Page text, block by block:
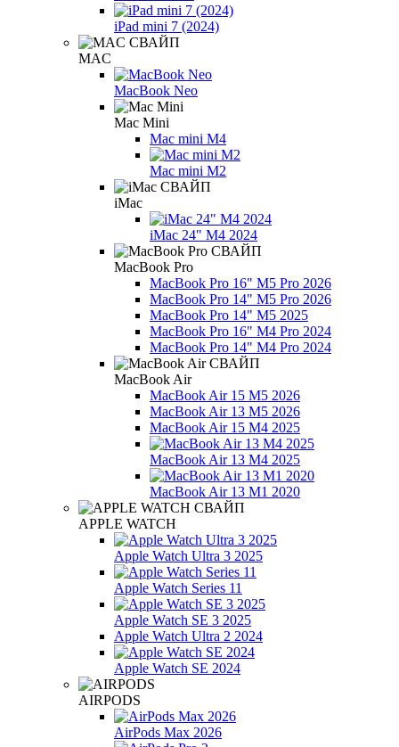
iPad mini 7 (2024)
MAC
MacBook Neo
Mac Mini
Mac mini M4
Mac mini M2
iMac
iMac 24" M4 2024
MacBook Pro
MacBook Pro 16" M5 Pro 2026
MacBook Pro 14" M5 Pro 2026
MacBook Pro 14" M5 2025
MacBook Pro 16" M4 Pro 2024
MacBook Pro 14" M4 Pro 2024
MacBook Air
MacBook Air 15 M5 2026
MacBook Air 13 M5 2026
MacBook Air 15 M4 2025
MacBook Air 13 M4 2025
MacBook Air 13 М1 2020
APPLE WATCH
Apple Watch Ultra 3 2025
Apple Watch Series 11
Apple Watch SE 3 2025
Apple Watch Ultra 2 2024
Apple Watch SE 2024
AIRPODS
AirPods Max 2026